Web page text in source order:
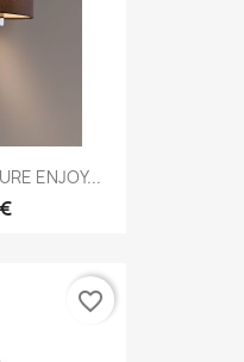
ENJOY...
favorite_border